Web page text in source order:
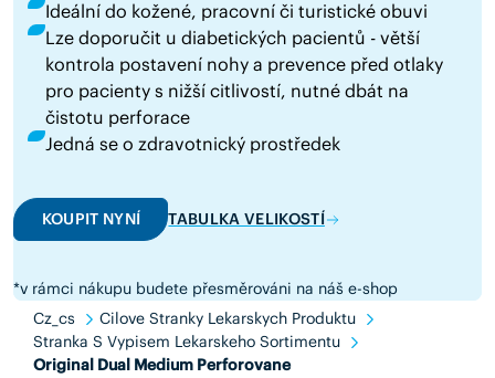
Ideální do kožené, pracovní či turistické obuvi
Lze doporučit u diabetických pacientů - větší
kontrola postavení nohy a prevence před otlaky
pro pacienty s nižší citlivostí, nutné dbát na
čistotu perforace
Jedná se o zdravotnický prostředek
KOUPIT NYNÍ TABULKA VELIKOSTÍ
*v rámci nákupu budete přesměrováni na náš e-shop
Cz_cs
Cilove Stranky Lekarskych Produktu
Stranka S Vypisem Lekarskeho Sortimentu
Original Dual Medium Perforovane